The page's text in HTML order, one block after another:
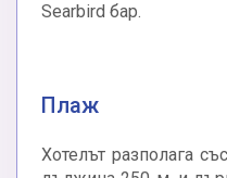
Searbird бар.
Плаж
Хотелът разполага